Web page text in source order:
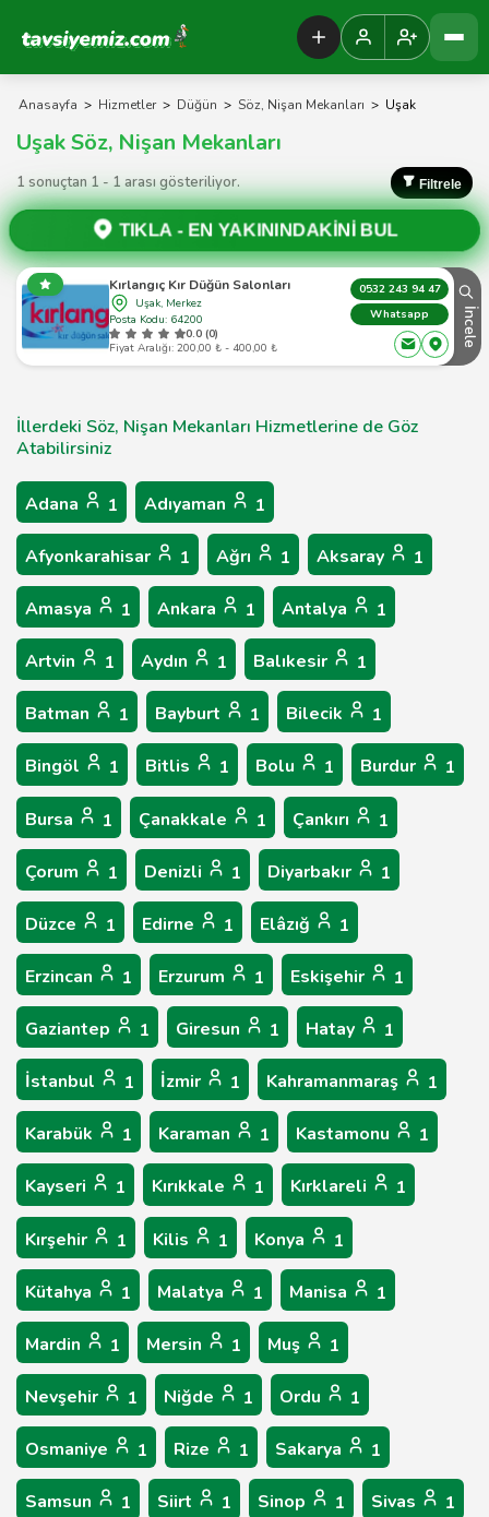
Tavsiyemiz Anasayfa
Anasayfa > Hizmetler > Düğün > Söz, Nişan Mekanları > Uşak
Uşak Söz, Nişan Mekanları
1 sonuçtan 1 - 1 arası gösteriliyor. Filtrele
TIKLA -EN YAKININDAKİNİ BUL
Kırlangıç Kır Düğün Salonları
Uşak, Merkez
Posta Kodu: 64200
0.0 (0)
Fiyat Aralığı: 200,00 ₺ - 400,00 ₺
0532 243 94 47
Whatsapp
İncele
İllerdeki Söz, Nişan Mekanları Hizmetlerine de Göz
Atabilirsiniz
Adana 1 Adıyaman 1
Afyonkarahisar 1 Ağrı 1 Aksaray 1
Amasya 1 Ankara 1 Antalya 1
Artvin 1 Aydın 1 Balıkesir 1
Batman 1 Bayburt 1 Bilecik 1
Bingöl 1 Bitlis 1 Bolu 1 Burdur 1
Bursa 1 Çanakkale 1 Çankırı 1
Çorum 1 Denizli 1 Diyarbakır 1
Düzce 1 Edirne 1 Elâzığ 1
Erzincan 1 Erzurum 1 Eskişehir 1
Gaziantep 1 Giresun 1 Hatay 1
İstanbul 1 İzmir 1 Kahramanmaraş 1
Karabük 1 Karaman 1 Kastamonu 1
Kayseri 1 Kırıkkale 1 Kırklareli 1
Kırşehir 1 Kilis 1 Konya 1
Kütahya 1 Malatya 1 Manisa 1
Mardin 1 Mersin 1 Muş 1
Nevşehir 1 Niğde 1 Ordu 1
Osmaniye 1 Rize 1 Sakarya 1
Samsun 1 Siirt 1 Sinop 1 Sivas 1